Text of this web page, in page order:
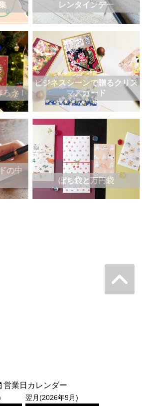
レンタインデー
う！
ビジネスシーンで贈るクリス
マスカード
の中
ぽち袋と万円袋
営業日カレンダー
翌月(2026年9月)